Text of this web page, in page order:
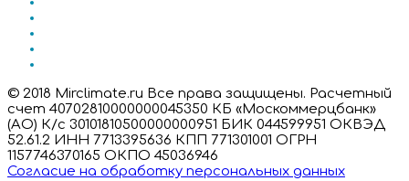
© 2018 Mirclimate.ru Все права защищены. Расчетный
счет 40702810000000045350 КБ «Москоммерцбанк»
(АО) К/с 30101810500000000951 БИК 044599951 ОКВЭД
52.61.2 ИНН 7713395636 КПП 771301001 ОГРН
1157746370165 ОКПО 45036946
Согласие на обработку персональных данных